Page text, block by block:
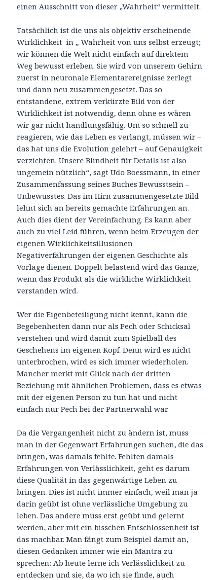
einen Ausschnitt von dieser „Wahrheit“ vermittelt.
Tatsächlich ist die uns als objektiv erscheinende
Wirklichkeit in „ Wahrheit von uns selbst erzeugt;
wir können die Welt nicht einfach auf direktem
Weg bewusst erleben. Sie wird von unserem Gehirn
zuerst in neuronale Elementarereignisse zerlegt
und dann neu zusammengesetzt. Das so
entstandene, extrem verkürzte Bild von der
Wirklichkeit ist notwendig, denn ohne es wären
wir gar nicht handlungsfähig. Um so schnell zu
reagieren, wie das Leben es verlangt, müssen wir –
das hat uns die Evolution gelehrt – auf Genauigkeit
verzichten. Unsere Blindheit für Details ist also
ungemein nützlich“, sagt Udo Boessmann, in einer
Zusammenfassung seines Buches Bewusstsein –
Unbewusstes. Das im Hirn zusammengesetzte Bild
lehnt sich an bereits gemachte Erfahrungen an.
Auch dies dient der Vereinfachung. Es kann aber
auch zu viel Leid führen, wenn beim Erzeugen der
eigenen Wirklichkeitsillusionen
Negativerfahrungen der eigenen Geschichte als
Vorlage dienen. Doppelt belastend wird das Ganze,
wenn das Produkt als die wirkliche Wirklichkeit
verstanden wird.
Wer die Eigenbeteiligung nicht kennt, kann die
Begebenheiten dann nur als Pech oder Schicksal
verstehen und wird damit zum Spielball des
Geschehens im eigenen Kopf. Denn wird es nicht
unterbrochen, wird es sich immer wiederholen.
Mancher merkt mit Glück nach der dritten
Beziehung mit ähnlichen Problemen, dass es etwas
mit der eigenen Person zu tun hat und nicht
einfach nur Pech bei der Partnerwahl war.
Da die Vergangenheit nicht zu ändern ist, muss
man in der Gegenwart Erfahrungen suchen, die das
bringen, was damals fehlte. Fehlten damals
Erfahrungen von Verlässlichkeit, geht es darum
diese Qualität in das gegenwärtige Leben zu
bringen. Dies ist nicht immer einfach, weil man ja
darin geübt ist ohne verlässliche Umgebung zu
leben. Das andere muss erst geübt und gelernt
werden, aber mit ein bisschen Entschlossenheit ist
das machbar. Man fängt zum Beispiel damit an,
diesen Gedanken immer wie ein Mantra zu
sprechen: Ab heute lerne ich Verlässlichkeit zu
entdecken und sie, da wo ich sie finde, auch